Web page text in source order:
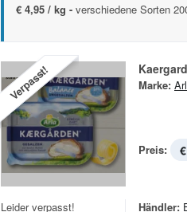
€ 4,95 / kg - verschiedene Sorten
Verpasst! Marke:
Preis:
Leider verpasst!
Händler: